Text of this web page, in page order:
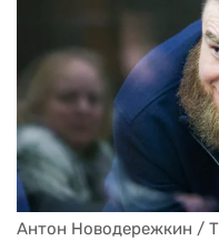
Антон Новодережкин /